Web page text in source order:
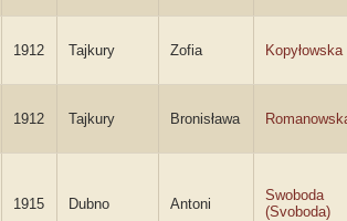
1912 Tajkury Zofia Kopyłowska
1912 Tajkury Bronisława
1915 Dubno Antoni
Swoboda
(Svoboda)